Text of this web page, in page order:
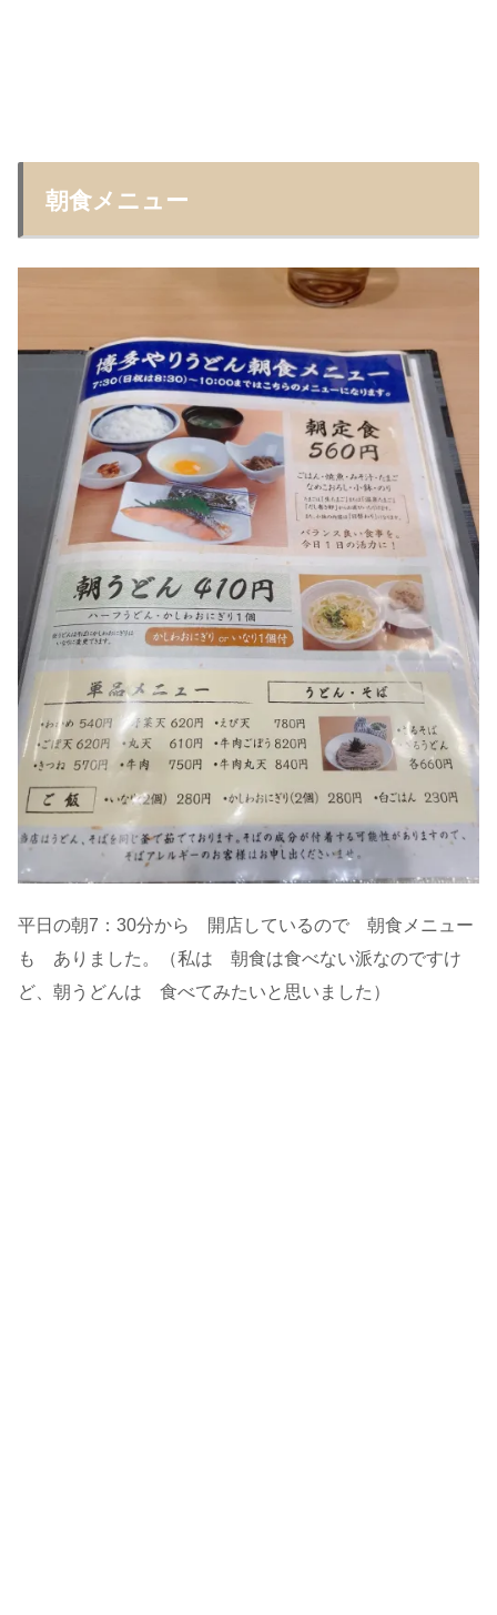
朝食メニュー
平日の朝7：30分から 開店しているので 朝食メニュー
も ありました。（私は 朝食は食べない派なのですけ
ど、朝うどんは 食べてみたいと思いました）